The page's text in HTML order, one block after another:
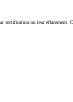
ou leur effacement.